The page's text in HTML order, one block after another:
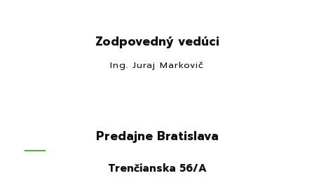
Zodpovedný vedúci
Ing. Juraj Markovič
Predajne Bratislava
Trenčianska 56/A